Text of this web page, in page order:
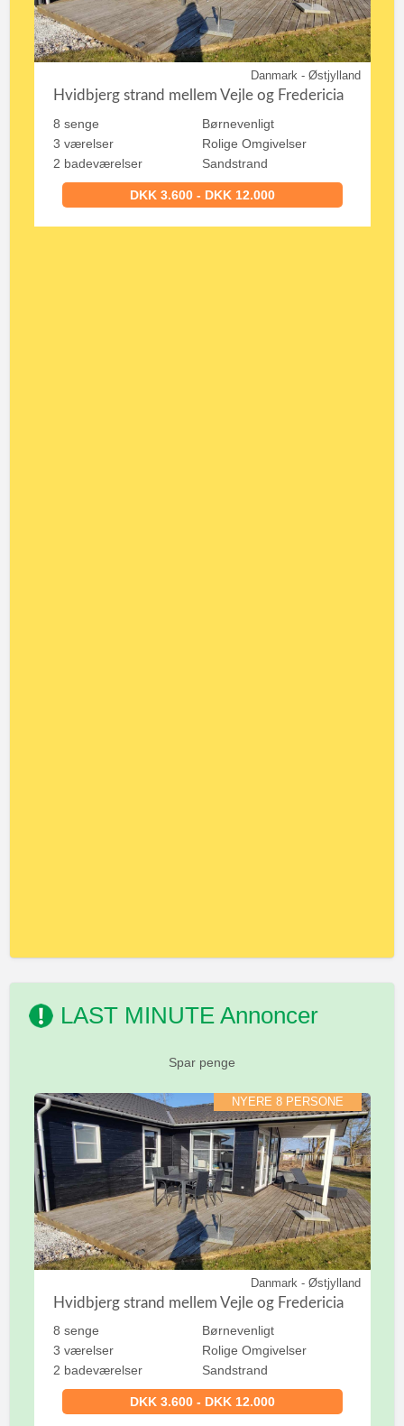
Danmark - Østjylland
Hvidbjerg strand mellem Vejle og Fredericia
8 senge
3 værelser
2 badeværelser
Børnevenligt
Rolige Omgivelser
Sandstrand
DKK 3.600 - DKK 12.000
LAST MINUTE Annoncer
Spar penge
NYERE 8 PERSONE
Danmark - Østjylland
Hvidbjerg strand mellem Vejle og Fredericia
8 senge
3 værelser
2 badeværelser
Børnevenligt
Rolige Omgivelser
Sandstrand
DKK 3.600 - DKK 12.000